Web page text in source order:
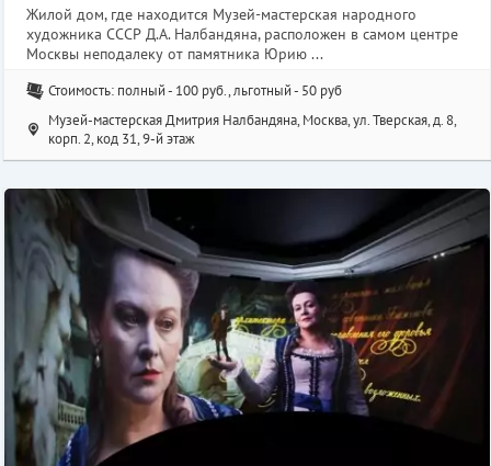
Жилой дом, где находится Музей-мастерская народного
художника СССР Д.А. Налбандяна, расположен в самом центре
Москвы неподалеку от памятника Юрию ...
Стоимость: полный - 100 руб., льготный - 50 руб
Музей-мастерская Дмитрия Налбандяна, Москва, ул. Тверская, д. 8,
корп. 2, код 31, 9-й этаж